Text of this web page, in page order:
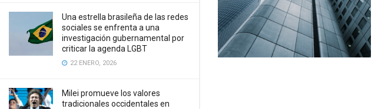
Una estrella brasileña de las redes
sociales se enfrenta a una
investigación gubernamental por
criticar la agenda LGBT
22 ENERO, 2026
Milei promueve los valores
tradicionales occidentales en